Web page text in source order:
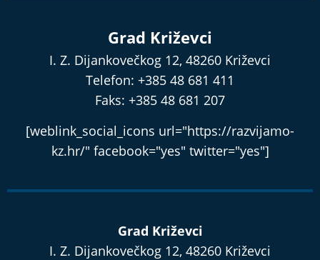
Grad Križevci
I. Z. Dijankovečkog 12, 48260 Križevci
Telefon: +385 48 681 411
Faks: +385 48 681 207
[weblink_social_icons url="https://razvijamo-
kz.hr/" facebook="yes" twitter="yes"]
Grad Križevci
I. Z. Dijankovečkog 12, 48260 Križevci